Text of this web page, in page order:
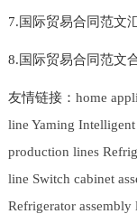
7.国际贸易合同范文
8.国际贸易合同范文
友情链接： home
line Yaming Intelligent
production lines
line Switch cabinet
Refrigerator assembly